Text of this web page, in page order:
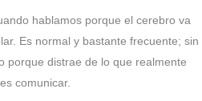
hablamos porque el cerebro va
Es normal y bastante frecuente; sin
porque distrae de lo que realmente
comunicar.